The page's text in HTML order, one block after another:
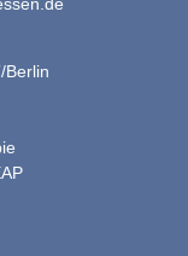
Berlin